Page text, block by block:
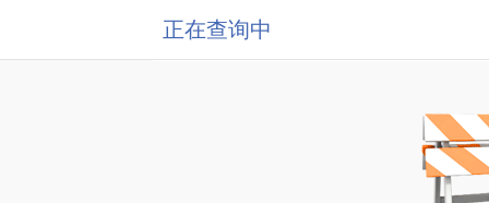
正在查询中